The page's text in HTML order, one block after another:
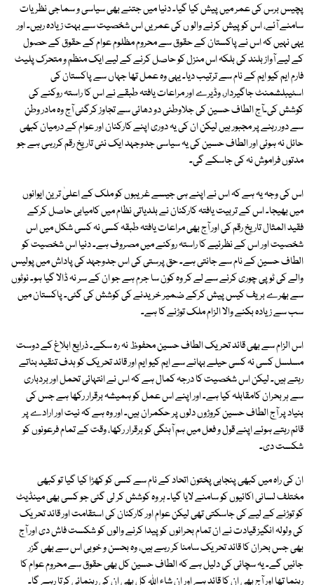
پچیس برس کی عمر میں پیش کیا گیا۔ دنیا میں جتنے بھی سیاسی و سماجی نظریات
سامنے آئے، اس کو پیش کرنے والو ں کی عمریں اس شخصیت سے بہت زیادہ رہیں۔ اور
یہی نہیں کہ اس نے پاکستان کے حقوق سے محروم مظلوم عوام کے حقوق کے حصول
کے لیے آواز بلند کی بلکہ اس منزل کو حاصل کرنے کے لیے ایک منظم و متحرک پلیٹ
فارم ایم کیو ایم کے نام سے ترتیب دیا۔ یہی وہ عمل تھا جہاں سے پاکستان کی
اسٹیبلشمنٹ جاگیردار، وڈیرے اور مراعات یافتہ طبقے نے اس کا راستہ روکنے کی
کوشش کی۔آج الطاف حسین کی جلاوطنی دو دھائی سے تجاوز کرگئی آج وہ مادر وطن
سے دور رہنے پر مجبور ہیں لیکن ان کی یہ دوری اپنے کارکنان اور عوام کے درمیان کبھی
حائل نہ ہوئی اور الطاف حسین کی یہ سیاسی جدوجہد ایک نئی تاریخ رقم کررہی ہے جو
مدتوں فراموش نہ کی جاسکے گی۔
اس کی وجہ یہ ہے کہ اس نے اپنے ہی جیسے غریبوں کو ملک کے اعلیٰ ترین ایوانوں
میں بھیجا۔ اس کے تربیت یافتہ کارکنان نے بلدیاتی نظام میں کامیابی حاصل کرکے
فقید المثال تاریخ رقم کی اور آج بھی مراعات یافتہ طبقہ کسی نہ کسی شکل میں اس
شخصیت اور اس کے نظرئیے کا راستہ روکنے میں مصروف ہے۔ دنیا اس شخصیت کو
الطاف حسین کے نام سے جانتی ہے۔ حق پرستی کی اس جدوجہد کی پاداش میں پولیس
والے کی ٹوپی چوری کرنے سے لے کر وہ کون سا جرم ہے جو ان کے سر نہ ڈالا گیا ہو۔ نوٹوں
سے بھرے بریف کیس پیش کرکے ضمیر خریدنے کی کوشش کی گئی۔ پاکستان میں
سب سے زیادہ بکنے والا الزام ملک توڑنے کا ہے۔
اس الزام سے بھی قائد تحریک الطاف حسین محفوظ نہ رہ سکے۔ ذرایع ابلاغ کے دوست
مسلسل کسی نہ کسی حیلے بہانے سے ایم کیو ایم اور قائد تحریک کو ہدف تنقید بناتے
رہتے ہیں۔ لیکن اس شخصیت کا درجہ کمال ہے کہ اس نے انتہائی تحمل اور بردباری
سے ہر بحران کامقابلہ کیا ہے۔ اور اپنے اس عمل کو ہمیشہ برقرار رکھا ہے جس کی
بنیاد پر آج الطاف حسین کروڑوں دلوں پر حکمران ہیں۔ اور وہ ہے کہ نیت اور ارادے پر
قائم رہتے ہوئے اپنے قول و فعل میں ہم آہنگی کو برقرار رکھا، وقت کے تمام فرعونوں کو
شکست دی۔
ان کی راہ میں کبھی پنجابی پختون اتحاد کے نام سے کسی کو کھڑا کیا گیا تو کبھی
مختلف لسانی اکائیوں کو سامنے لایا گیا۔ ہر وہ کوشش کر لی گئی جو کسی بھی مینڈیٹ
کو توڑنے کے لیے کی جاسکتی تھی لیکن عوام اور کارکنان کی استقامت اور قائد تحریک
کی ولولہ انگیز قیادت نے ان تمام بحرانوں کو پیدا کرنے والوں کو شکست فاش دی اور آج
بھی جس بحران کا قائد تحریک سامنا کر رہے ہیں، وہ بحسن و خوبی اس سے بھی گزر
جائیں گے۔ یہ سچائی کی دلیل ہے کہ الطاف حسین کل بھی حقوق سے محروم عوام کا
رہنما تھا اور آج بھی ان کا قائد ہے اور ان شاء اللہ کل بھی ان کی رہنمائی کرتا رہے گا۔